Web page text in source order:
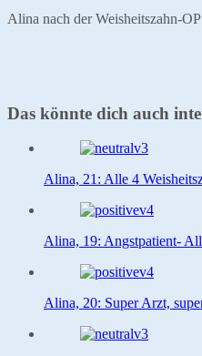
Alina nach der Weisheitszahn-OP
Das könnte dich auch
Alina, 21: Alle 4
Alina, 19: Angstpatient-
Alina, 20: Super Arzt,